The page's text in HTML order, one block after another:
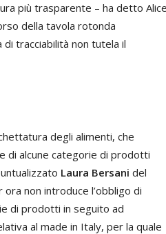
più trasparente – ha detto Alice
della tavola rotonda
tracciabilità non tutela il
degli alimenti, che
di alcune categorie di prodotti
Laura Bersani del
non introduce l’obbligo di
di prodotti in seguito ad
al made in Italy, per la quale